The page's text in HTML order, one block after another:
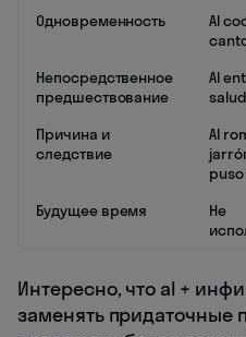
Одновременность
Al
Непосредственное
предшествование
Al
Причина и
следствие
Al
Будущее время
Не
Интересно, что al +
заменять придаточные